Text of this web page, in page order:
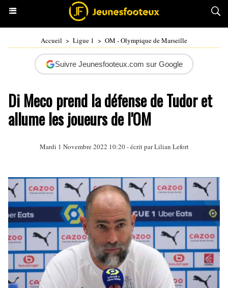
Accueil > Ligue 1 > OM - Olympique de Marseille
Suivre Jeunesfooteux.com sur Google
Di Meco prend la défense de Tudor et
allume les joueurs de l'OM
Mardi 1 Novembre 2022 10:20 - écrit parLilian Lefort